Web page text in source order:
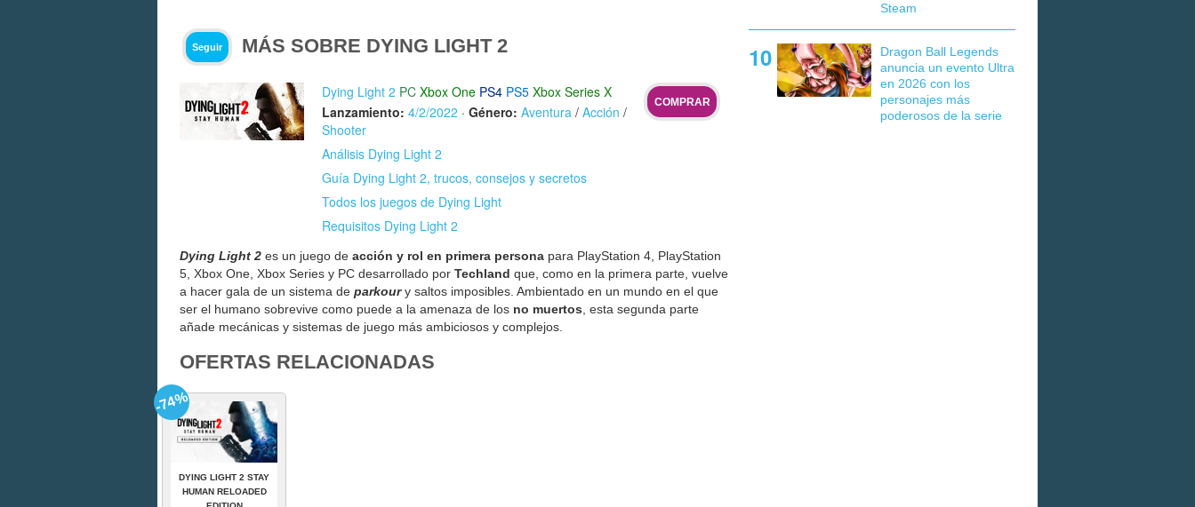
Seguir MÁS SOBRE DYING LIGHT 2
Dying Light 2 PC Xbox One PS4 PS5 Xbox Series X
Lanzamiento: 4/2/2022 · Género: Aventura / Acción /
Shooter
COMPRAR
Análisis Dying Light 2
Guía Dying Light 2, trucos, consejos y secretos
Todos los juegos de Dying Light
Requisitos Dying Light 2
Dying Light 2 es un juego de acción y rol en primera persona para PlayStation 4, PlayStation
5, Xbox One, Xbox Series y PC desarrollado por Techland que, como en la primera parte, vuelve
a hacer gala de un sistema de parkoury saltos imposibles. Ambientado en un mundo en el que
ser el humano sobrevive como puede a la amenaza de los no muertos, esta segunda parte
añade mecánicas y sistemas de juego más ambiciosos y complejos.
OFERTAS RELACIONADAS
DYING LIGHT 2 STAY
HUMAN RELOADED
-74%
Steam
Dragon Ball Legends
anuncia un evento Ultra
en 2026 con los
personajes más
poderosos de la serie